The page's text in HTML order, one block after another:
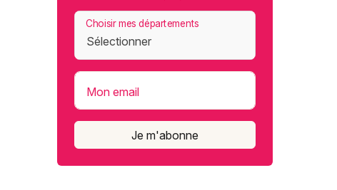
Choisir mes départements
Mon email
Je m'abonne